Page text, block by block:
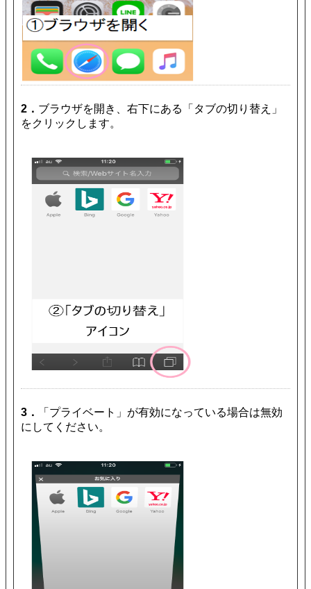
2． ブラウザを開き、右下にある「タブの切り替え」
をクリックします。
3．
「プライベート」が有効になっている場合は無効
にしてください。